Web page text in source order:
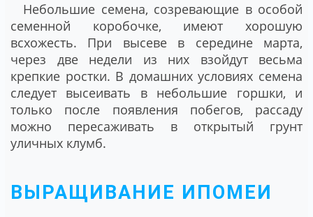
Небольшие семена, созревающие в особой
семенной коробочке, имеют хорошую
всхожесть. При высеве в середине марта,
через две недели из них взойдут весьма
крепкие ростки. В домашних условиях семена
следует высеивать в небольшие горшки, и
только после появления побегов, рассаду
можно пересаживать в открытый грунт
уличных клумб.
ВЫРАЩИВАНИЕ ИПОМЕИ